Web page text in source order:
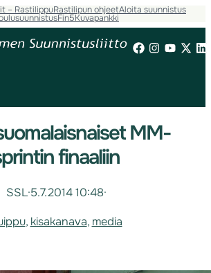
– RastilippuRastilipun ohjeetAloita suunnistus
Fin5Kuvapankki
MM-
finaaliin
SSL·5.7.2014 10:48·
, kisakanava, media